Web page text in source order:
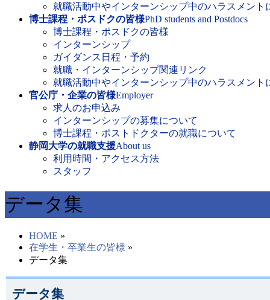
就職活動中やインターンシップ中のハラスメント
博士課程・ポスドクの皆様PhD students and Postdocs
博士課程・ポスドクの皆様
インターンシップ
ガイダンス日程・予約
就職・インターンシップ関連リンク
就職活動中やインターンシップ中のハラスメント
官公庁・企業の皆様Employer
求人のお申込み
インターンシップの募集について
博士課程・ポストドクターの就職について
静岡大学の就職支援About us
利用時間・アクセス方法
スタッフ
データ集
HOME »
在学生・卒業生の皆様 »
データ集
データ集